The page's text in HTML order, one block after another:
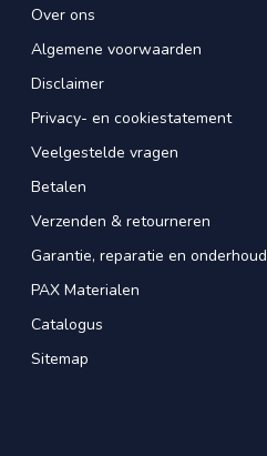
Over ons
Algemene voorwaarden
Disclaimer
Privacy- en cookiestatement
Veelgestelde vragen
Betalen
Verzenden & retourneren
Garantie, reparatie en onderhoud
PAX Materialen
Catalogus
Sitemap